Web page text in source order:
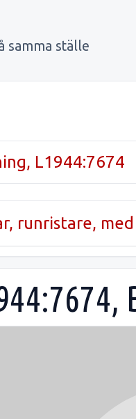
samma ställe
L1944:7674
runristare, med